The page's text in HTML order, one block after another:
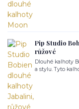
Pip Studio
růžové
Dlouhé kalhoty
a stylu. Tyto